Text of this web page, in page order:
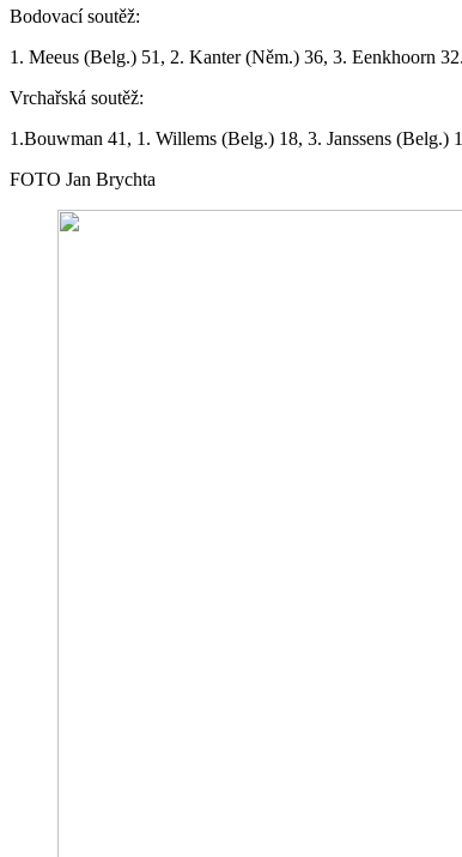
Bodovací soutěž:
1. Meeus (Belg.) 51, 2. Kanter (Něm.) 36, 3. Eenkhoorn 32.
Vrchařská soutěž:
1.Bouwman 41, 1. Willems (Belg.) 18, 3. Janssens (Belg.)
FOTO Jan Brychta